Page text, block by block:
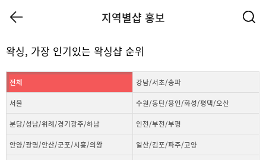
지역별샵 홍보
왁싱, 가장 인기있는 왁싱샵 순위
전체 강남/서초/송파
서울 수원/동탄/용인/화성/평택/오산
분당/성남/위례/경기광주/하남 인천/부천/부평
안양/광명/안산/군포/시흥/의왕 일산/김포/파주/고양